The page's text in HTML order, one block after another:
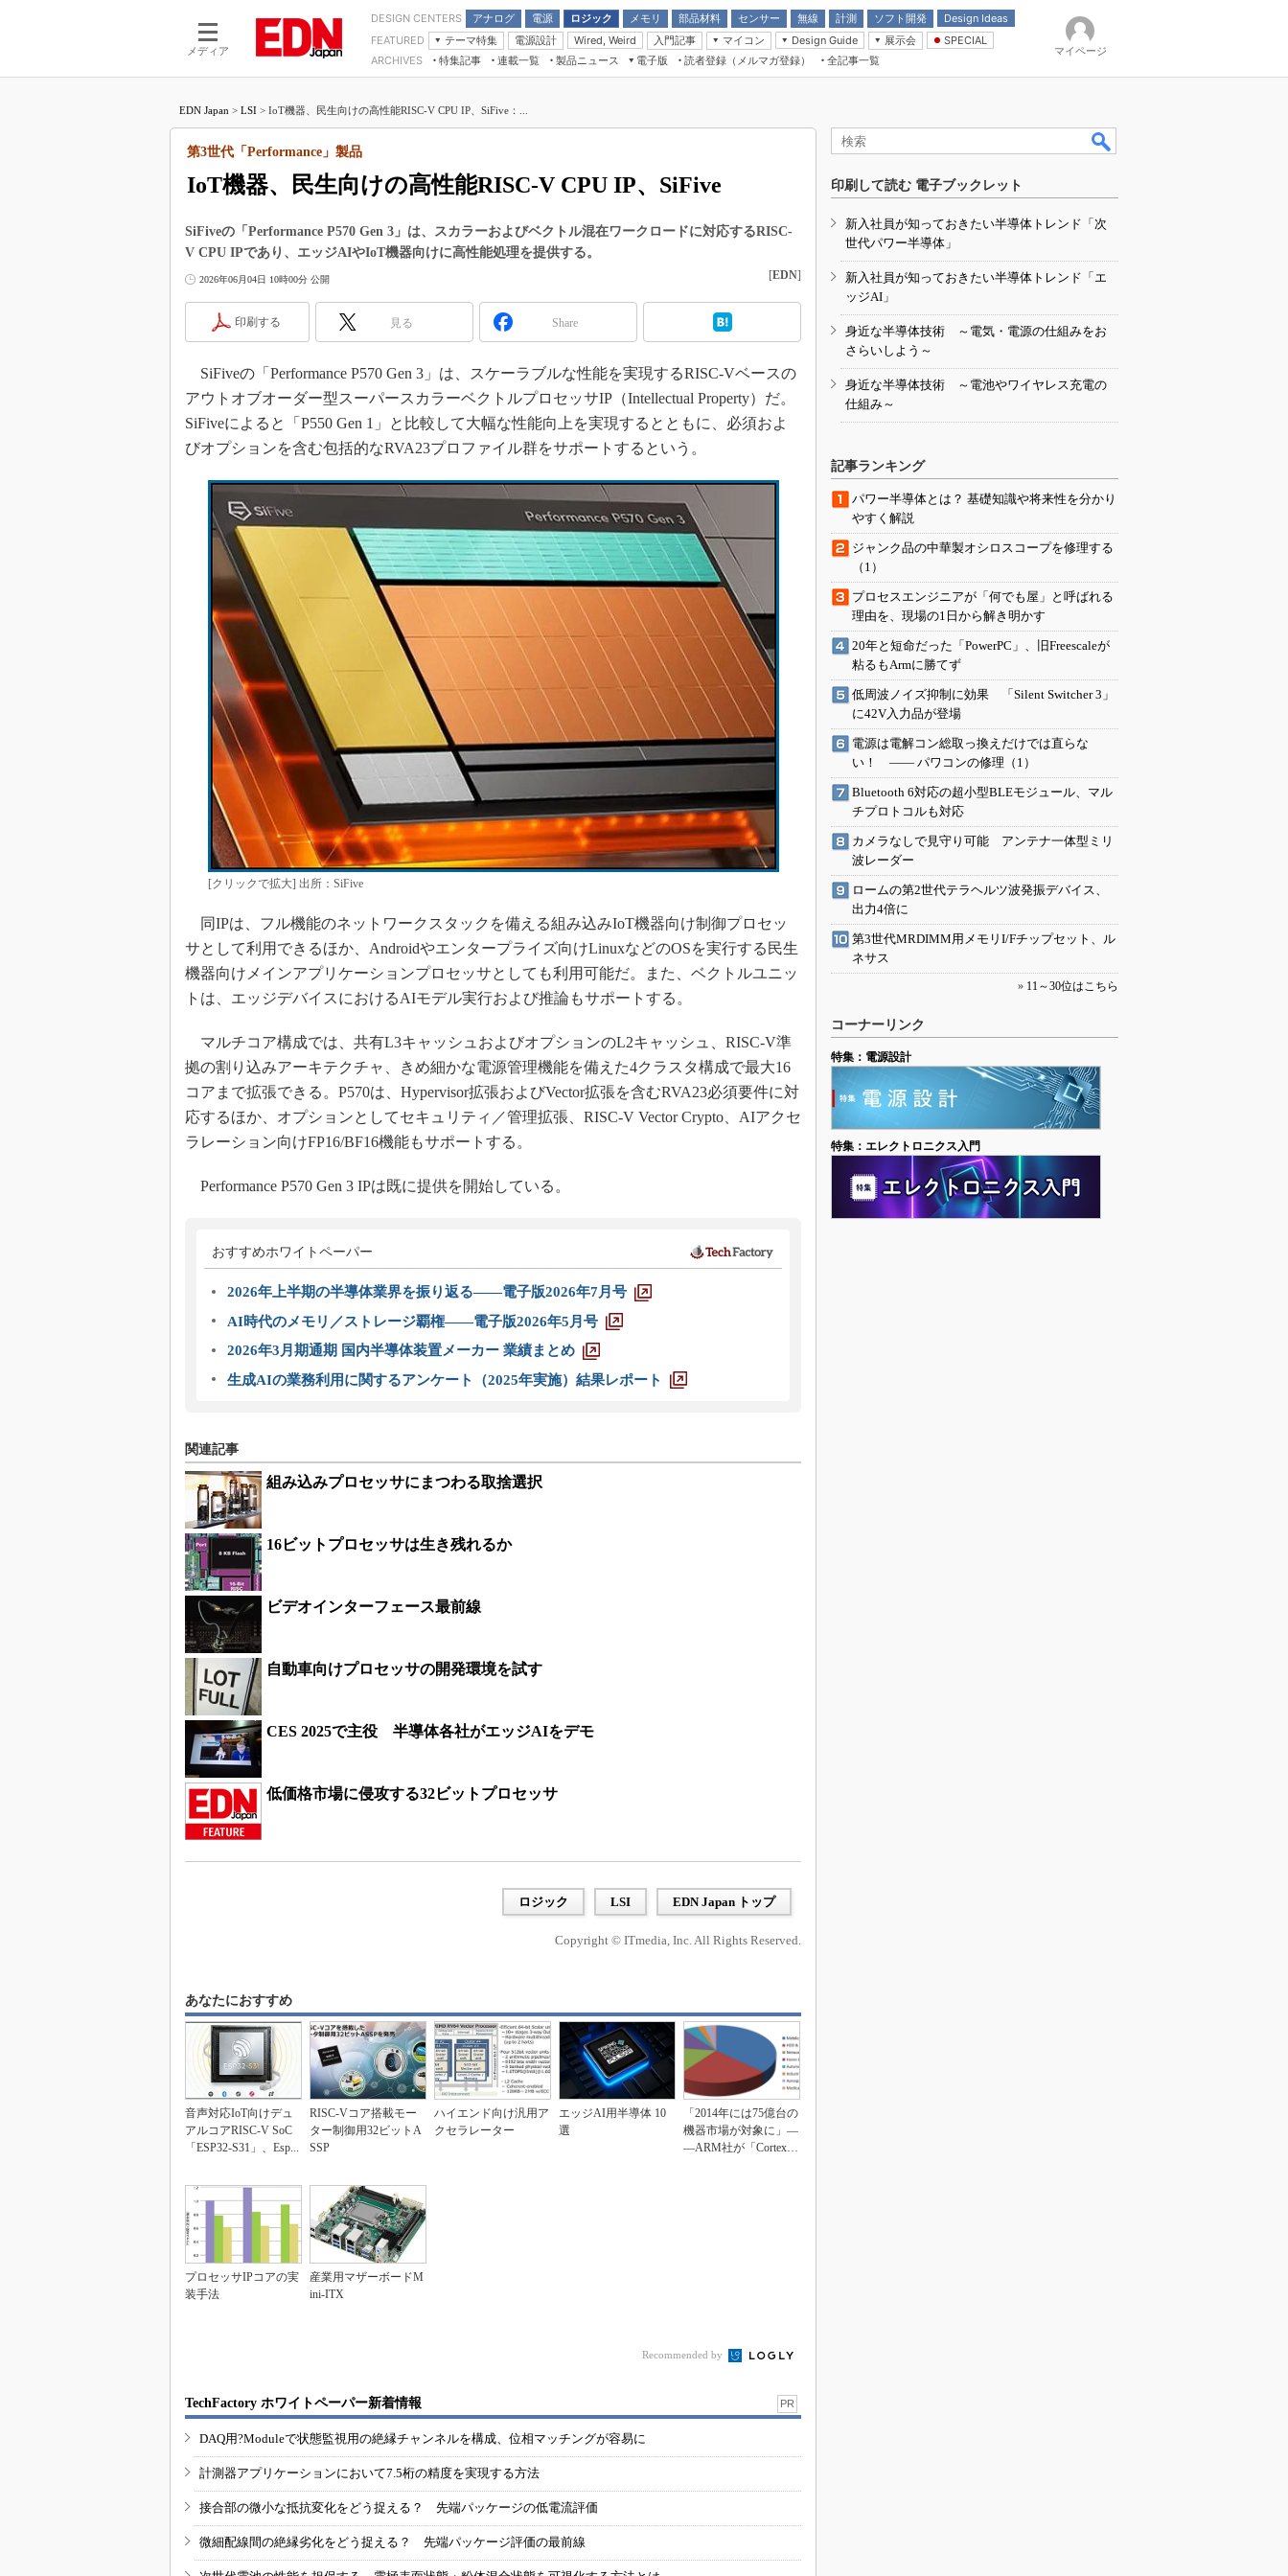
メディア
DESIGN CENTERS アナログ
電源
モーター
ロジック
LSI
メモリ
部品材料
受動部品
センサー 無線 計測 ソフト開発
Design Ideas
アナログ機能回路
計測とテスト
FEATURED
テーマ特集
つながるクルマ
エレクトロニクス入門
医療エレ（EE Times Japan）
製品解剖（EE Times Japan）
電源設計 Wired, Weird
入門記事
モーター入門
マイコン
マイコン講座
Design Guide
計測機器
展示会
CEATEC
組込み/エッジコンピューティング展
人とくるま展
SPECIAL
Microchip情報
ARCHIVES 特集記事
連載一覧
マイクロプロセッサ懐古録
中堅技術者に贈る電子部品“徹底”活
用講座
たった2つの式で始めるDC/DCコン
バーターの設計
DC-DCコンバーター活用講座
Wired, Weird
マイコン講座
Q&Aで学ぶマイコン講座
記録計／データロガーの基礎知識
アナログ設計のきほん／ADCとノイ
ズ編
めざせ高効率！ モーター駆動入門講
Bluetooth mesh入門
「SPICEの仕組みとその活用設計」
最新記事一覧
計測器メーカーから見た5G
USB Type-Cの登場で評価試験はど
IoT時代の無線規格を知る【Thread
IoT時代の無線規格を知る【Z-Wave
編】
製品ニュース
電子版
電子ブックレット
読者登録（メルマガ登録） 全記事一覧
マイページ
EDN Japan > LSI > IoT機器、民生向けの高性能RISC-V CPU IP、SiFive：...
IoT機器、民生向けの高性能RISC-V CPU IP、SiFive
第3世代「Performance」製品
SiFiveの「Performance P570 Gen 3」は、スカラーおよびベクトル混在ワークロードに対応するRISC-
V CPU IPであり、エッジAIやIoT機器向けに高性能処理を提供する。
2026年06月04日 10時00分 公開 [EDN]
印刷する 見る Share
SiFiveの「Performance P570 Gen 3」は、スケーラブルな性能を実現するRISC-Vベースの
アウトオブオーダー型スーパースカラーベクトルプロセッサIP（Intellectual Property）だ。
SiFiveによると「P550 Gen 1」と比較して大幅な性能向上を実現するとともに、必須およ
びオプションを含む包括的なRVA23プロファイル群をサポートするという。
[クリックで拡大] 出所：SiFive
同IPは、フル機能のネットワークスタックを備える組み込みIoT機器向け制御プロセッ
サとして利用できるほか、Androidやエンタープライズ向けLinuxなどのOSを実行する民生
機器向けメインアプリケーションプロセッサとしても利用可能だ。また、ベクトルユニッ
トは、エッジデバイスにおけるAIモデル実行および推論もサポートする。
マルチコア構成では、共有L3キャッシュおよびオプションのL2キャッシュ、RISC-V準
拠の割り込みアーキテクチャ、きめ細かな電源管理機能を備えた4クラスタ構成で最大16
コアまで拡張できる。P570は、Hypervisor拡張およびVector拡張を含むRVA23必須要件に対
応するほか、オプションとしてセキュリティ／管理拡張、RISC-V Vector Crypto、AIアクセ
ラレーション向けFP16/BF16機能もサポートする。
Performance P570 Gen 3 IPは既に提供を開始している。
おすすめホワイトペーパー
2026年上半期の半導体業界を振り返る――電子版2026年7月号
AI時代のメモリ／ストレージ覇権――電子版2026年5月号
2026年3月期通期 国内半導体装置メーカー 業績まとめ
生成AIの業務利用に関するアンケート（2025年実施）結果レポート
関連記事
組み込みプロセッサにまつわる取捨選択
16ビットプロセッサは生き残れるか
ビデオインターフェース最前線
自動車向けプロセッサの開発環境を試す
CES 2025で主役 半導体各社がエッジAIをデモ
低価格市場に侵攻する32ビットプロセッサ
ロジック LSI EDN Japan トップ
Copyright © ITmedia, Inc. All Rights Reserved.
あなたにおすすめ
音声対応IoT向けデュ
アルコアRISC-V SoC
「ESP32-S31」、Esp...
RISC-Vコア搭載モー
ター制御用32ビットA
SSP
ハイエンド向け汎用ア
クセラレーター
エッジAI用半導体 10
選
「2014年には75億台の
機器市場が対象に」―
―ARM社が「Cortex-
プロセッサIPコアの実
装手法
産業用マザーボードM
ini-ITX
Recommended by
TechFactory ホワイトペーパー新着情報 PR
DAQ用?Moduleで状態監視用の絶縁チャンネルを構成、位相マッチングが容易に
計測器アプリケーションにおいて7.5桁の精度を実現する方法
接合部の微小な抵抗変化をどう捉える？ 先端パッケージの低電流評価
微細配線間の絶縁劣化をどう捉える？ 先端パッケージ評価の最前線
印刷して読む 電子ブックレット
新入社員が知っておきたい半導体トレンド「次
世代パワー半導体」
新入社員が知っておきたい半導体トレンド「エ
ッジAI」
身近な半導体技術 ～電気・電源の仕組みをお
さらいしよう～
身近な半導体技術 ～電池やワイヤレス充電の
仕組み～
記事ランキング
パワー半導体とは？ 基礎知識や将来性を分かり
やすく解説
ジャンク品の中華製オシロスコープを修理する
（1）
プロセスエンジニアが「何でも屋」と呼ばれる
理由を、現場の1日から解き明かす
20年と短命だった「PowerPC」、旧Freescaleが
粘るもArmに勝てず
低周波ノイズ抑制に効果 「Silent Switcher 3」
に42V入力品が登場
電源は電解コン総取っ換えだけでは直らな
い！ ―― パワコンの修理（1）
Bluetooth 6対応の超小型BLEモジュール、マル
チプロトコルも対応
カメラなしで見守り可能 アンテナ一体型ミリ
波レーダー
ロームの第2世代テラヘルツ波発振デバイス、
出力4倍に
第3世代MRDIMM用メモリI/Fチップセット、ル
ネサス
» 11～30位はこちら
コーナーリンク
特集：電源設計
特集：エレクトロニクス入門